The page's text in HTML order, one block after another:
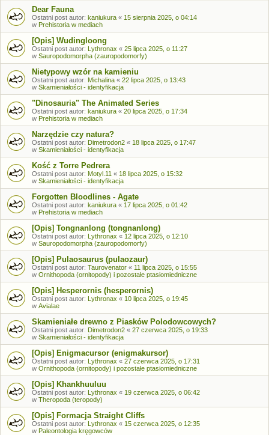
Dear Fauna
Ostatni post autor: kaniukura « 15 sierpnia 2025, o 04:14
w Prehistoria w mediach
[Opis] Wudingloong
Ostatni post autor: Lythronax « 25 lipca 2025, o 11:27
w Sauropodomorpha (zauropodomorfy)
Nietypowy wzór na kamieniu
Ostatni post autor: Michalina « 22 lipca 2025, o 13:43
w Skamieniałości - identyfikacja
"Dinosauria" The Animated Series
Ostatni post autor: kaniukura « 20 lipca 2025, o 17:34
w Prehistoria w mediach
Narzędzie czy natura?
Ostatni post autor: Dimetrodon2 « 18 lipca 2025, o 17:47
w Skamieniałości - identyfikacja
Kość z Torre Pedrera
Ostatni post autor: Motyl.11 « 18 lipca 2025, o 15:32
w Skamieniałości - identyfikacja
Forgotten Bloodlines - Agate
Ostatni post autor: kaniukura « 17 lipca 2025, o 01:42
w Prehistoria w mediach
[Opis] Tongnanlong (tongnanlong)
Ostatni post autor: Lythronax « 12 lipca 2025, o 12:10
w Sauropodomorpha (zauropodomorfy)
[Opis] Pulaosaurus (pulaozaur)
Ostatni post autor: Taurovenator « 11 lipca 2025, o 15:55
w Ornithopoda (ornitopody) i pozostałe ptasiomiedniczne
[Opis] Hesperornis (hesperornis)
Ostatni post autor: Lythronax « 10 lipca 2025, o 19:45
w Avialae
Skamieniałe drewno z Piasków Polodowcowych?
Ostatni post autor: Dimetrodon2 « 27 czerwca 2025, o 19:33
w Skamieniałości - identyfikacja
[Opis] Enigmacursor (enigmakursor)
Ostatni post autor: Lythronax « 27 czerwca 2025, o 17:31
w Ornithopoda (ornitopody) i pozostałe ptasiomiedniczne
[Opis] Khankhuuluu
Ostatni post autor: Lythronax « 19 czerwca 2025, o 06:42
w Theropoda (teropody)
[Opis] Formacja Straight Cliffs
Ostatni post autor: Lythronax « 15 czerwca 2025, o 12:35
w Paleontologia kręgowców